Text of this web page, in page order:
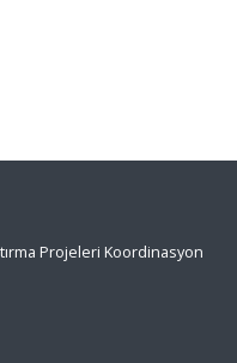
Projeleri Koordinasyon